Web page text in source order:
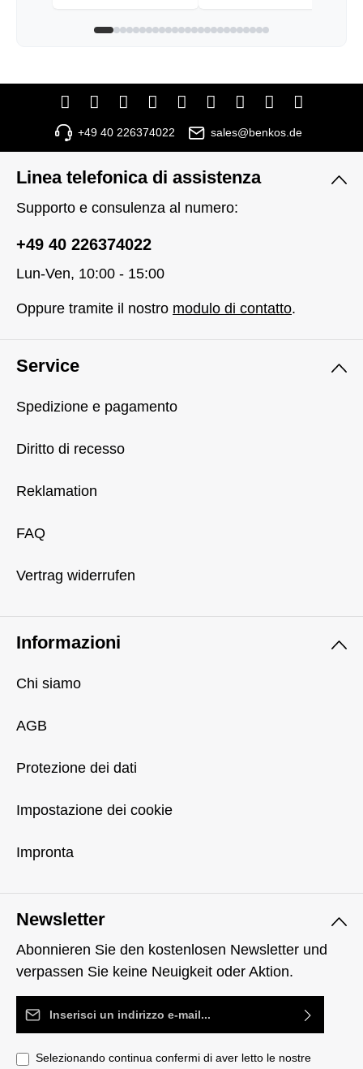
+49 40 226374022 sales@benkos.de
Newsletter
Abonnieren Sie den kostenlosen Newsletter und
verpassen Sie keine Neuigkeit oder Aktion.
Indirizzo e-mail*
Selezionando continua confermi di aver letto le nostre
Linea telefonica di assistenza
Supporto e consulenza al numero:
+49 40 226374022
Lun-Ven, 10:00 - 15:00
Oppure tramite il nostro modulo di contatto.
Service
Spedizione e pagamento
Diritto di recesso
Reklamation
FAQ
Vertrag widerrufen
Informazioni
Chi siamo
AGB
Protezione dei dati
Impostazione dei cookie
Impronta